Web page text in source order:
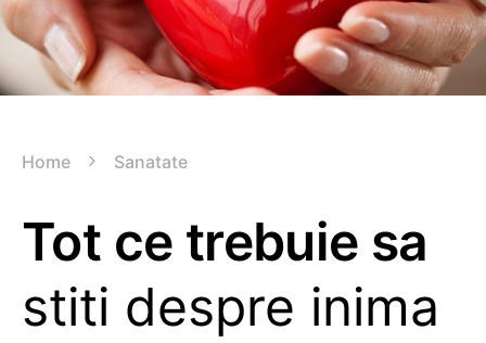
Home Sanatate
Tot ce trebuie sa
stiti despre inima